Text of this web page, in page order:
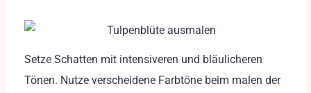
Setze Schatten mit intensiveren und bläulicheren
Tönen. Nutze verscheidene Farbtöne beim malen der